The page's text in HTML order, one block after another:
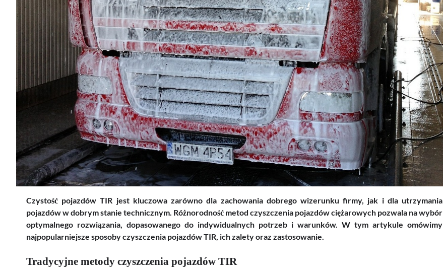
Czystość pojazdów TIR jest kluczowa zarówno dla zachowania dobrego wizerunku firmy, jak i dla utrzymania
pojazdów w dobrym stanie technicznym. Różnorodność metod czyszczenia pojazdów ciężarowych pozwala na wybór
optymalnego rozwiązania, dopasowanego do indywidualnych potrzeb i warunków. W tym artykule omówimy
najpopularniejsze sposoby czyszczenia pojazdów TIR, ich zalety oraz zastosowanie.
Tradycyjne metody czyszczenia pojazdów TIR